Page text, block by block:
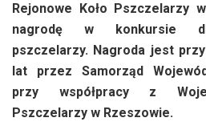
Rejonowe Koło Pszczelarzy
nagrodę w konkursie
pszczelarzy. Nagroda jest
lat przez Samorząd
przy współpracy z
Pszczelarzy w Rzeszowie.